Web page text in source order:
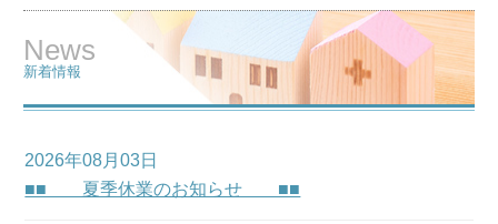
g
a
i
o
n
News
新着情報
2026年08月03日
■■ 夏季休業のお知らせ ■■